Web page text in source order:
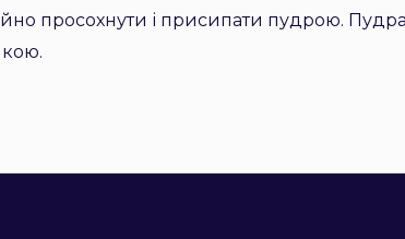
просохнути і присипати пудрою.